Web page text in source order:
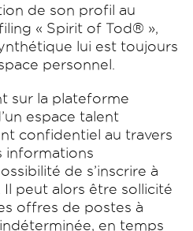
de son profil au
« Spirit of Tod® »,
lui est toujours
personnel.
sur la plateforme
espace talent
confidentiel au travers
informations
de s’inscrire à
Il peut alors être sollicité
offres de postes à
en temps